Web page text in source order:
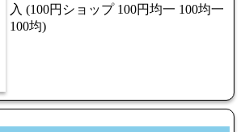
入 (100円ショップ 100円均一 100均一
100均)